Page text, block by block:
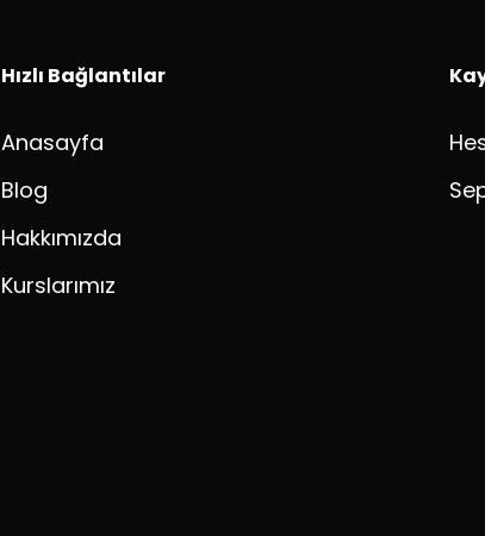
Hızlı Bağlantılar
Anasayfa
Blog
Hakkımızda
Kurslarımız